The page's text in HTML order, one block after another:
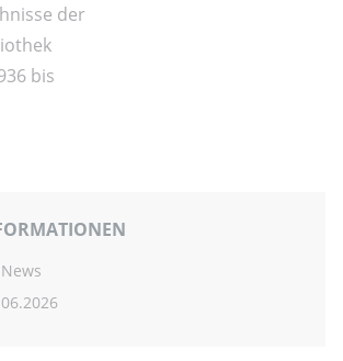
der
bis
News